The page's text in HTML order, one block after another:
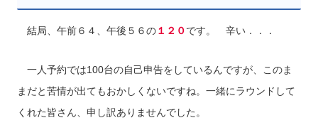
結局、午前６４、午後５６の１２０です。 辛い．．．
一人予約では100台の自己申告をしているんですが、このま
まだと苦情が出てもおかしくないですね。一緒にラウンドして
くれた皆さん、申し訳ありませんでした。